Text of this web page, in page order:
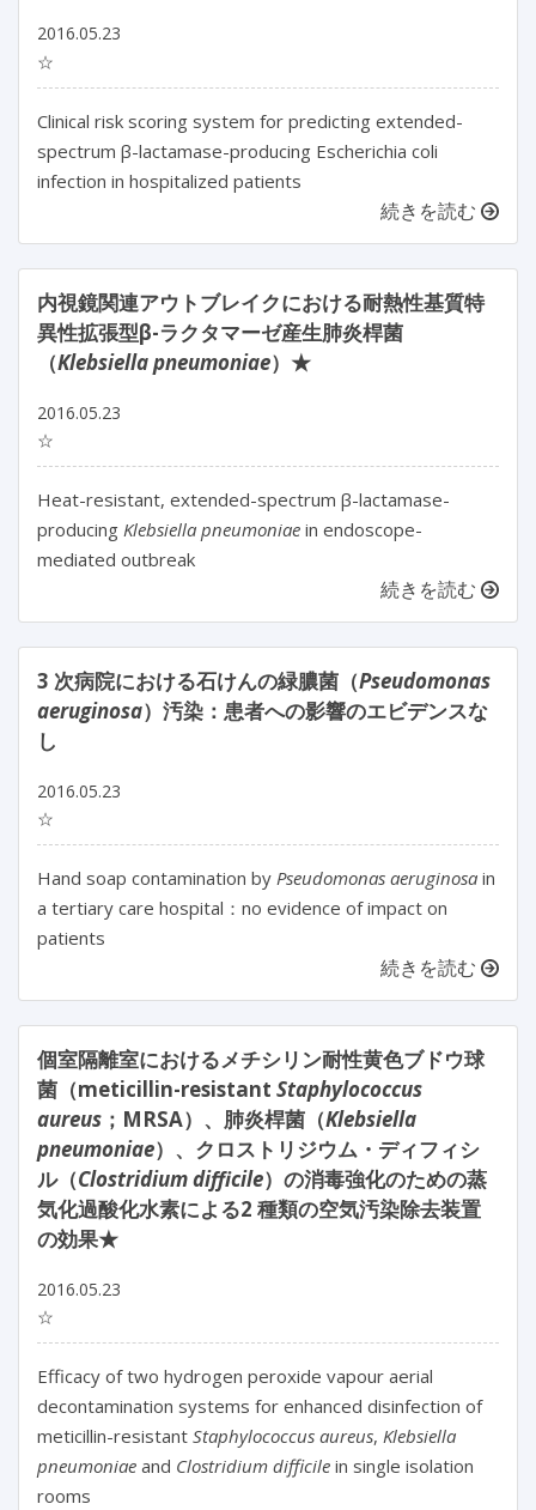
2016.05.23
☆
Clinical risk scoring system for predicting extended-
spectrum β-lactamase-producing Escherichia coli
infection in hospitalized patients
続きを読む
内視鏡関連アウトブレイクにおける耐熱性基質特
異性拡張型β-ラクタマーゼ産生肺炎桿菌
（Klebsiella pneumoniae）★
2016.05.23
☆
Heat-resistant, extended-spectrum β-lactamase-
producing Klebsiella pneumoniae in endoscope-
mediated outbreak
続きを読む
3 次病院における石けんの緑膿菌（Pseudomonas
aeruginosa）汚染：患者への影響のエビデンスな
し
2016.05.23
☆
Hand soap contamination by Pseudomonas aeruginosa in
a tertiary care hospital：no evidence of impact on
patients
続きを読む
個室隔離室におけるメチシリン耐性黄色ブドウ球
菌（meticillin-resistant Staphylococcus
aureus ；MRSA）、肺炎桿菌（Klebsiella
pneumoniae）、クロストリジウム・ディフィシ
ル（Clostridium difficile）の消毒強化のための蒸
気化過酸化水素による2 種類の空気汚染除去装置
の効果★
2016.05.23
☆
Efficacy of two hydrogen peroxide vapour aerial
decontamination systems for enhanced disinfection of
meticillin-resistant Staphylococcus aureus, Klebsiella
pneumoniae and Clostridium difficile in single isolation
rooms